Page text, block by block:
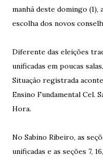
manhã deste domingo (1),
escolha dos novos
Diferente das eleições
unificadas em poucas
Situação registrada
Ensino Fundamental Cel.
Hora.
No Sabino Ribeiro, as
unificadas e as seções 7,